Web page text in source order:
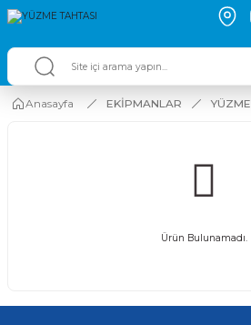
Anasayfa EKİPMANLAR YÜZME
Ürün Bulunamadı.